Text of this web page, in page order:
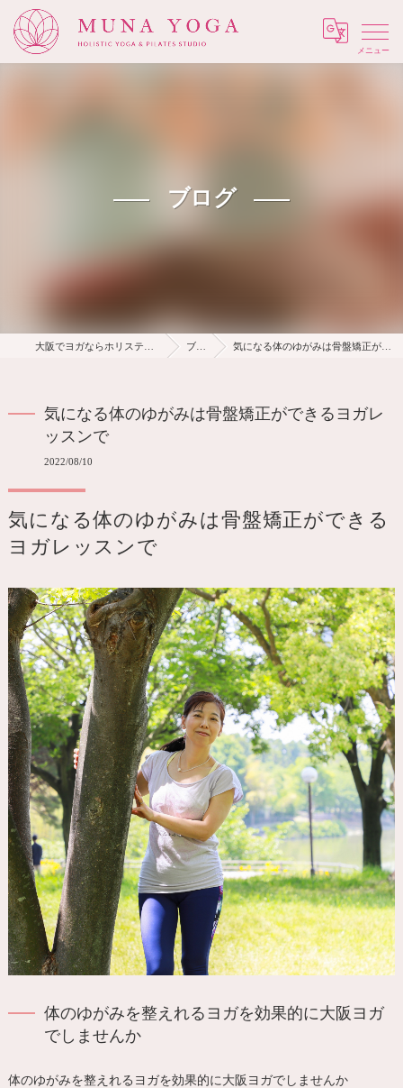
Menu
ブログ
ブログ 気になる体のゆがみは骨盤矯正ができるヨガレッスンで
気になる体のゆがみは骨盤矯正ができるヨガレ
ッスンで
2022/08/10
気になる体のゆがみは骨盤矯正ができる
ヨガレッスンで
体のゆがみを整えれるヨガを効果的に大阪ヨガ
でしませんか
体のゆがみを整えれるヨガを効果的に大阪ヨガでしませんか